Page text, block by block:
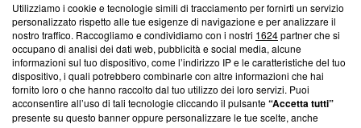
Questa sezione offre informazioni trasparenti su Blasting
News, sui nostri processi editoriali e su come ci impegniamo a
creare news di qualità. Inoltre, afferma la nostra aderenza a
‘Trust Project - News with Integrity’Blasting News non è
ancora membro del programma, ma ha richiesto di farne
parte; Trust Project non ha ancora effettuato una verifica di
conformità agli standard.
Utilizziamo i cookie e tecnologie simili di tracciamento per fornirti un servizio
personalizzato rispetto alle tue esigenze di navigazione e per analizzare il
nostro traffico. Raccogliamo e condividiamo con i nostri 1624partner che si
occupano di analisi dei dati web, pubblicità e social media, alcune
informazioni sul tuo dispositivo, come l’indirizzo IP e le caratteristiche del tuo
dispositivo, i quali potrebbero combinarle con altre informazioni che hai
fornito loro o che hanno raccolto dal tuo utilizzo dei loro servizi. Puoi
acconsentire all’uso di tali tecnologie cliccando il pulsante“Accetta tutti”
presente su questo banner oppure personalizzare le tue scelte, anche